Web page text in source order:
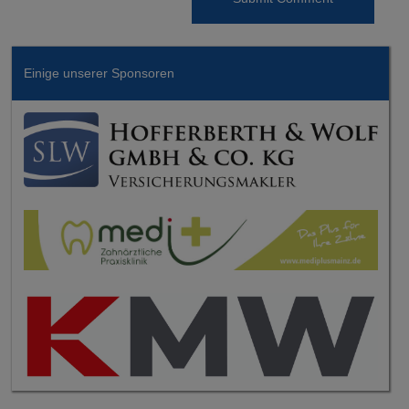
Einige unserer Sponsoren